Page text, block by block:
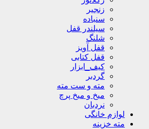
زنجیر
سنباده
سیلندر قفل
شلنگ
قفل آویز
قفل کتابی
کیف_ابزار
گردبر
مته و ست مته
میخ و میخ پرچ
نردبان
لوازم خانگی
مته خزینه